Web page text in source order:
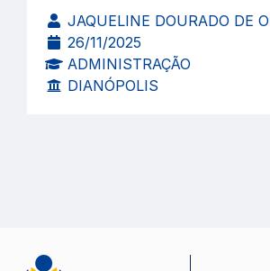
JAQUELINE DOURADO DE
26/11/2025
ADMINISTRAÇÃO
DIANÓPOLIS